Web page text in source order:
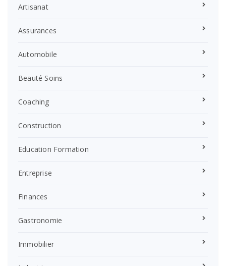
Artisanat
Assurances
Automobile
Beauté Soins
Coaching
Construction
Education Formation
Entreprise
Finances
Gastronomie
Immobilier